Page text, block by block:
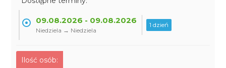
09.08.2026 - 09.08.2026
Niedziela → Niedziela
1 dzień
Ilość osób: